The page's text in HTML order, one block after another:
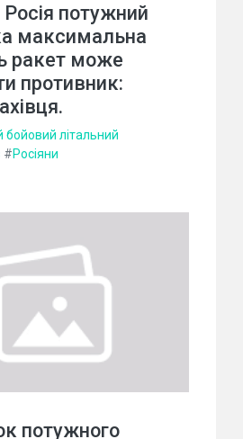
Росія потужний
максимальна
ракет може
противник:
бойовий літальний
#Росіяни
потужного